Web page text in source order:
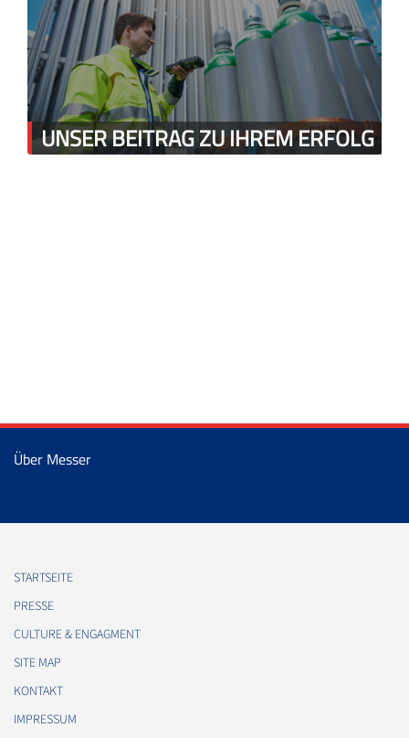
UNSER BEITRAG ZU IHREM ERFOLG
Über Messer
STARTSEITE
PRESSE
CULTURE & ENGAGMENT
SITE MAP
KONTAKT
IMPRESSUM